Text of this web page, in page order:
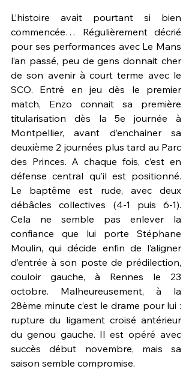
L’histoire avait pourtant si bien
commencée… Régulièrement décrié
pour ses performances avec Le Mans
l’an passé, peu de gens donnait cher
de son avenir à court terme avec le
SCO. Entré en jeu dès le premier
match, Enzo connait sa première
titularisation dès la 5e journée à
Montpellier, avant d’enchainer sa
deuxième 2 journées plus tard au Parc
des Princes. A chaque fois, c’est en
défense central qu’il est positionné.
Le baptême est rude, avec deux
débâcles collectives (4-1 puis 6-1).
Cela ne semble pas enlever la
confiance que lui porte Stéphane
Moulin, qui décide enfin de l’aligner
d’entrée à son poste de prédilection,
couloir gauche, à Rennes le 23
octobre. Malheureusement, à la
28ème minute c’est le drame pour lui :
rupture du ligament croisé antérieur
du genou gauche. Il est opéré avec
succès début novembre, mais sa
saison semble compromise.